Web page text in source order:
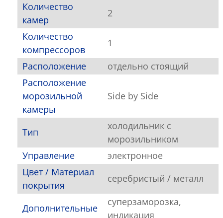
Количество
камер
2
Количество
компрессоров
1
Расположение
отдельно стоящий
Расположение
морозильной
камеры
Side by Side
Тип
холодильник с
морозильником
Управление
электронное
Цвет / Материал
покрытия
серебристый / металл
Дополнительные
суперзаморозка,
индикация